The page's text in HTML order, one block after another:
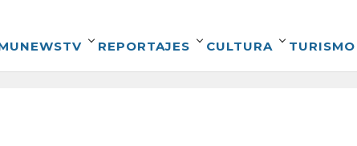
REPORTAJES CULTURA TURISMO